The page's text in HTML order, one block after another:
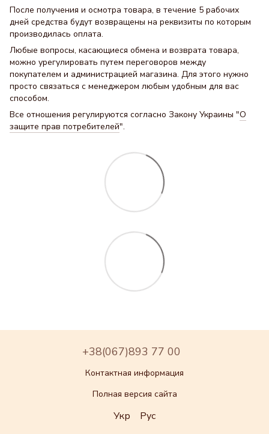
После получения и осмотра товара, в течение 5 рабочих
дней средства будут возвращены на реквизиты по которым
производилась оплата.
Любые вопросы, касающиеся обмена и возврата товара,
можно урегулировать путем переговоров между
покупателем и администрацией магазина. Для этого нужно
просто связаться с менеджером любым удобным для вас
способом.
Все отношения регулируются согласно Закону Украины "О
защите прав потребителей".
+38(067)893 77 00
Контактная информация
Полная версия сайта
Укр Рус